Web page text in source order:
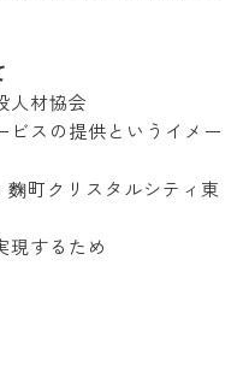
人材協会
ビスの提供というイメー
町クリスタルシティ東
現するため